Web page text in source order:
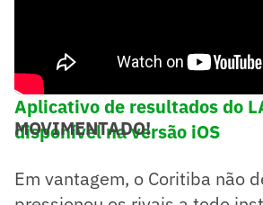
Aplicativo de resultados do
disponível na versão iOS
MOVIMENTADO!
Em vantagem, o Coritiba não